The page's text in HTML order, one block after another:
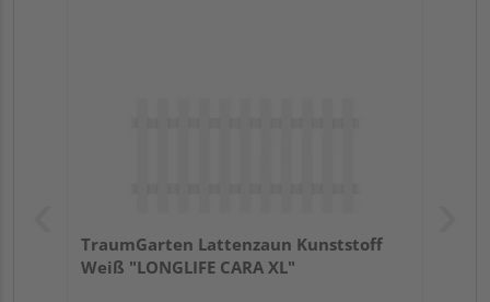
TraumGarten Lattenzaun Kunststoff
Weiß "LONGLIFE CARA XL"